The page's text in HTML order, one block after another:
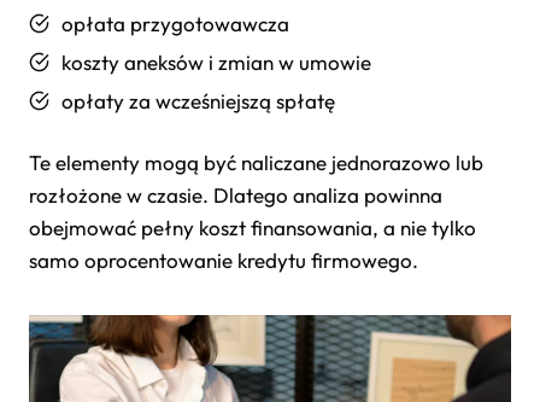
opłata przygotowawcza
koszty aneksów i zmian w umowie
opłaty za wcześniejszą spłatę
Te elementy mogą być naliczane jednorazowo lub
rozłożone w czasie. Dlatego analiza powinna
obejmować pełny koszt finansowania, a nie tylko
samo oprocentowanie kredytu firmowego.